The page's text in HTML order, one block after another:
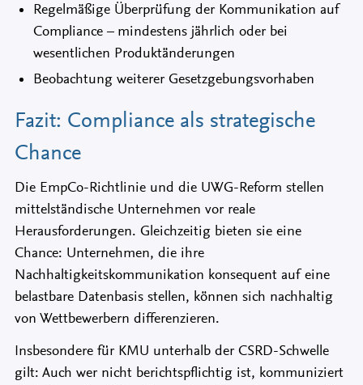
Regelmäßige Überprüfung der Kommunikation auf
Compliance – mindestens jährlich oder bei
wesentlichen Produktänderungen
Beobachtung weiterer Gesetzgebungsvorhaben
Fazit: Compliance als strategische
Chance
Die EmpCo-Richtlinie und die UWG-Reform stellen
mittelständische Unternehmen vor reale
Herausforderungen. Gleichzeitig bieten sie eine
Chance: Unternehmen, die ihre
Nachhaltigkeitskommunikation konsequent auf eine
belastbare Datenbasis stellen, können sich nachhaltig
von Wettbewerbern differenzieren.
Insbesondere für KMU unterhalb der CSRD-Schwelle
gilt: Auch wer nicht berichtspflichtig ist, kommuniziert